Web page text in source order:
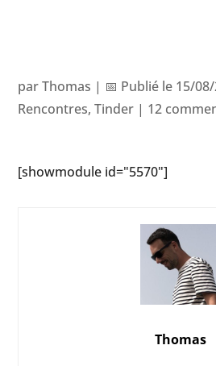
parThomas | 📅 Publié le 15/08/
Rencontres,Tinder | 12
[showmodule id="5570"]
Thomas